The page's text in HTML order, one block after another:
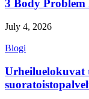
3 Body Problem
July 4, 2026
Blogi
Urheiluelokuvat